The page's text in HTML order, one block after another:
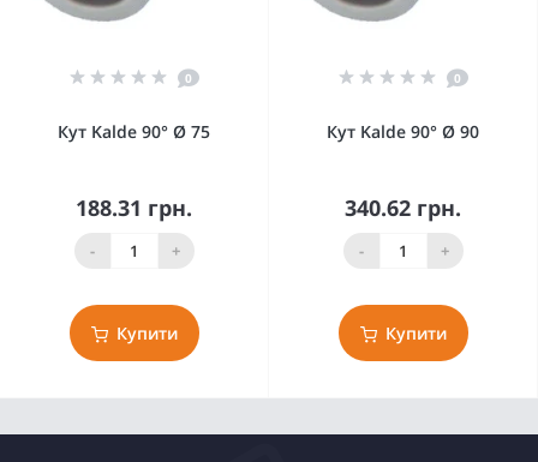
0
Кут Kalde 90° Ø 75
188.31 грн.
- +
Купити
0
Кут Kalde 90° Ø 90
340.62 грн.
- +
Купити